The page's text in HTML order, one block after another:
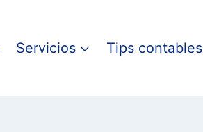
Servicios Tips contables